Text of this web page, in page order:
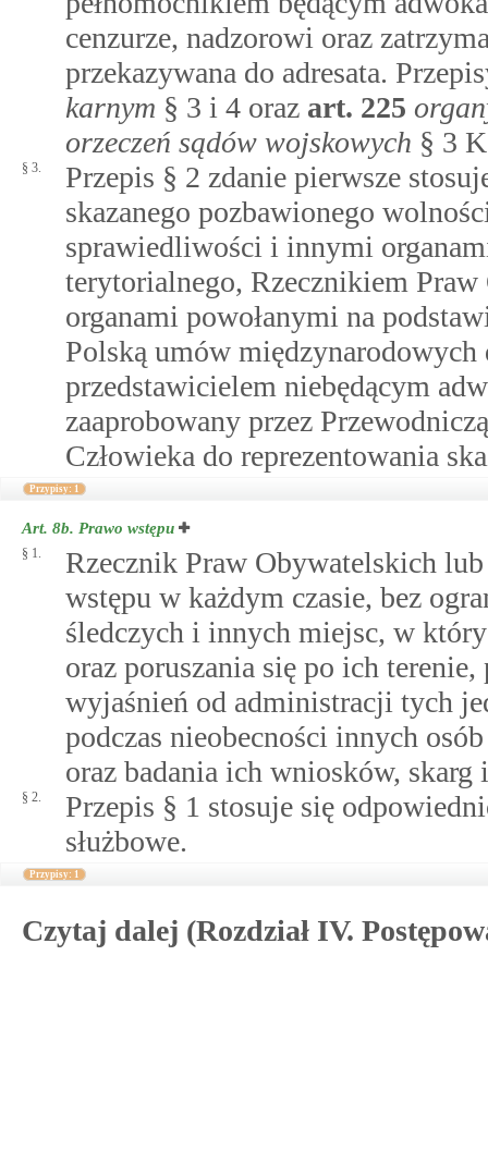
cenzurze, nadzorowi oraz
przekazywana do adresata.
karnym § 3 i 4 oraz art. 225
orzeczeń sądów wojskowych § 3
§ 3.
Przepis § 2 zdanie pierwsze
skazanego pozbawionego
sprawiedliwości i innymi
terytorialnego, Rzecznikiem
organami powołanymi na
Polską umów międzynarodowych
przedstawicielem niebędącym
zaaprobowany przez
Człowieka do reprezentowania
Przypisy: 1
Art. 8b. Prawo wstępu
§ 1.
Rzecznik Praw Obywatelskich
wstępu w każdym czasie, bez
śledczych i innych miejsc, w
oraz poruszania się po ich
wyjaśnień od administracji tych
podczas nieobecności innych
oraz badania ich wniosków, skarg
§ 2.
Przepis § 1 stosuje się
służbowe.
Przypisy: 1
Czytaj dalej (Rozdział IV.